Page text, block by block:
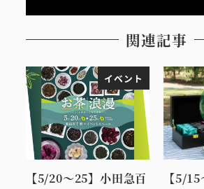
関連記事
イベント
【5/20～25】小田急百
【5/